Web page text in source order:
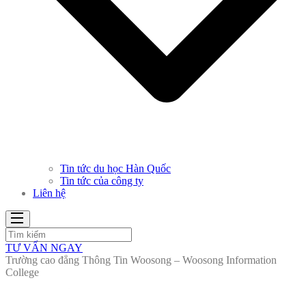
Tin tức du học Hàn Quốc
Tin tức của công ty
Liên hệ
TƯ VẤN NGAY
Trường cao đẳng Thông Tin Woosong – Woosong Information
College